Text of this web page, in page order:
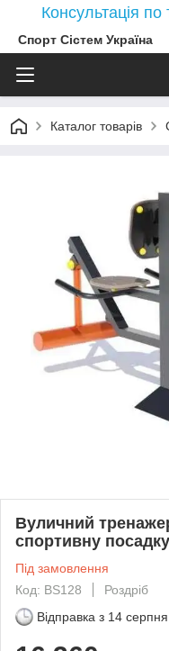
Консультація
Спорт Сістем Україна
Каталог товарів
Вуличний
спортивну посадку
Під замовлення
Код: BS128
Роздріб
Відправка з 14